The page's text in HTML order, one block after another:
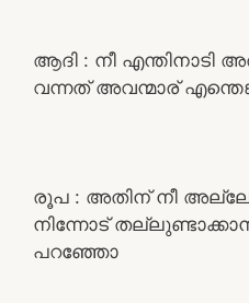
ആദി : നീ എന്തിനാടി
വന്നത് അവന്മാര്
രൂപ : അതിന് നീ
നിന്നോട്
പറഞ്ഞോ